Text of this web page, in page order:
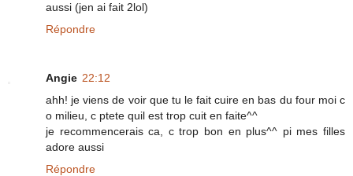
aussi (jen ai fait 2lol)
Répondre
Angie 22:12
ahh! je viens de voir que tu le fait cuire en bas du four moi c
o milieu, c ptete quil est trop cuit en faite^^
je recommencerais ca, c trop bon en plus^^ pi mes filles
adore aussi
Répondre